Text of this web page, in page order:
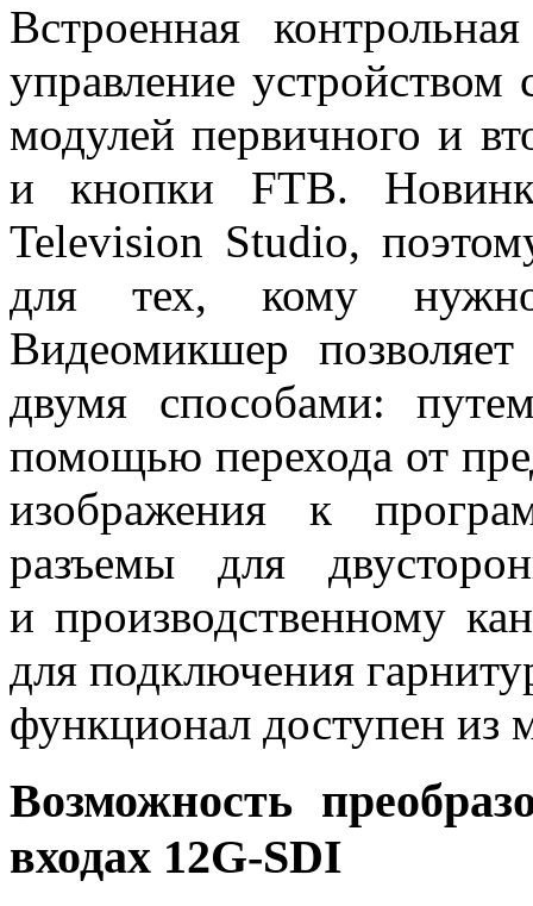
Встроенная
управление
модулей первичного и
и кнопки FTB.
Television Studio,
для тех, кому
Видеомикшер
двумя способами:
помощью перехода от
изображения к
разъемы для
и производственному
для подключения
функционал доступен
Возможность
входах 12G‑SDI